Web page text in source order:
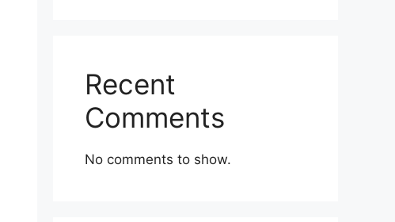
Recent
Comments
No comments to show.